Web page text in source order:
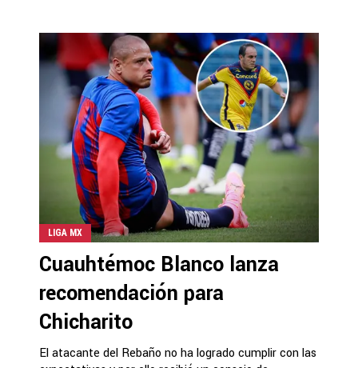
LIGA MX
Cuauhtémoc Blanco lanza
recomendación para
Chicharito
El atacante del Rebaño no ha logrado cumplir con las